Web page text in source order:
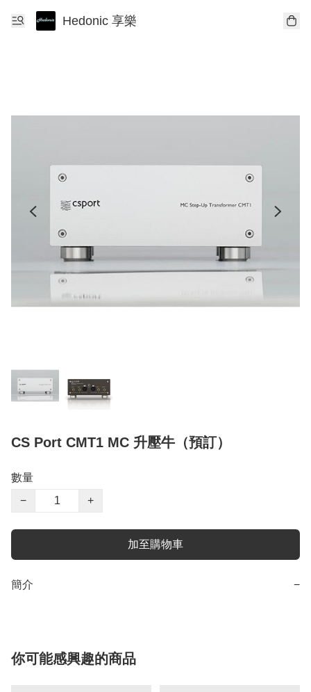
Hedonic 享樂
CS Port CMT1 MC 升壓牛（預訂）
數量
−
+
加至購物車
簡介 −
你可能感興趣的商品